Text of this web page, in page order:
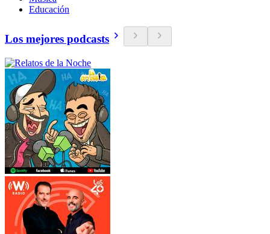
Educación
Los mejores podcasts